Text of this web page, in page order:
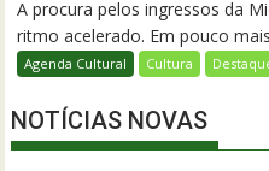
A procura pelos ingressos da
ritmo acelerado. Em pouco
Agenda Cultural Cultura
NOTÍCIAS NOVAS